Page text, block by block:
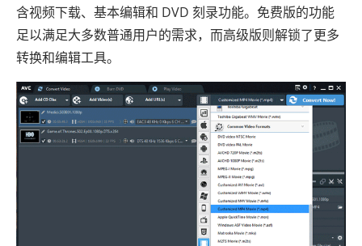
含视频下载、基本编辑和 DVD 刻录功能。免费版的功能
足以满足大多数普通用户的需求，而高级版则解锁了更多
转换和编辑工具。